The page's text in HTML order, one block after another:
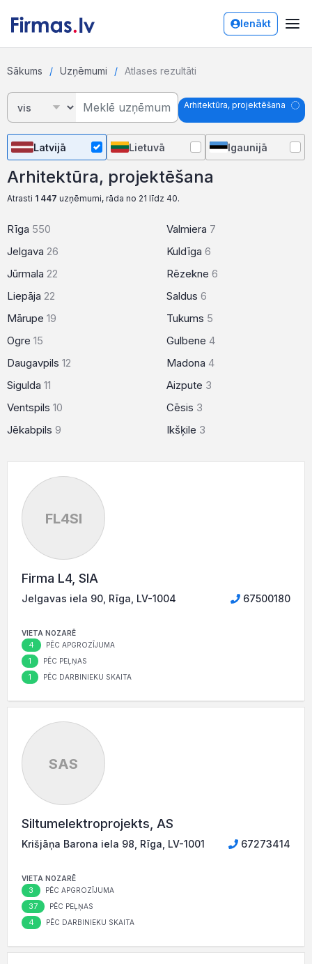
Ienākt
Sākums Uzņēmumi Atlases rezultāti
Arhitektūra, projektēšana
Latvijā Lietuvā Igaunijā
Arhitektūra, projektēšana
Atrasti 1 447 uzņēmumi, rāda no 21 līdz 40.
Rīga 550
Jelgava 26
Jūrmala 22
Liepāja 22
Mārupe 19
Ogre 15
Daugavpils 12
Sigulda 11
Ventspils 10
Jēkabpils 9
Valmiera 7
Kuldīga 6
Rēzekne 6
Saldus 6
Tukums 5
Gulbene 4
Madona 4
Aizpute 3
Cēsis 3
Ikšķile 3
FL4SI
Firma L4, SIA
Jelgavas iela 90, Rīga, LV-1004 67500180
VIETA NOZARĒ
4 PĒC APGROZĪJUMA
1 PĒC PEĻŅAS
1 PĒC DARBINIEKU SKAITA
SAS
Siltumelektroprojekts, AS
Krišjāņa Barona iela 98, Rīga, LV-1001 67273414
VIETA NOZARĒ
3 PĒC APGROZĪJUMA
37 PĒC PEĻŅAS
4 PĒC DARBINIEKU SKAITA